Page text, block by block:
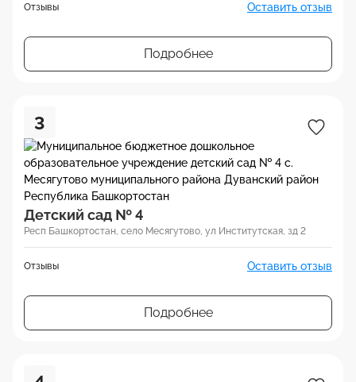
Отзывы Оставить отзыв
Подробнее
3
Детский сад № 4
Респ Башкортостан, село Месягутово, ул Институтская, зд 2
Отзывы Оставить отзыв
Подробнее